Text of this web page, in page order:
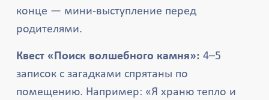
конце — мини-выступление перед
родителями.
Квест «Поиск волшебного камня»: 4–5
записок с загадками спрятаны по
помещению. Например: «Я храню тепло и